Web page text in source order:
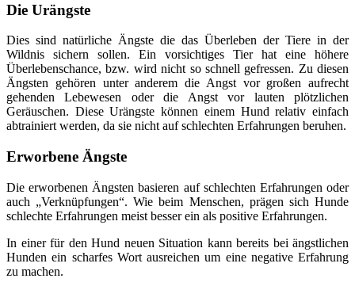
Die Urängste
Dies sind natürliche Ängste die das Überleben der Tiere in der
Wildnis sichern sollen. Ein vorsichtiges Tier hat eine höhere
Überlebenschance, bzw. wird nicht so schnell gefressen. Zu diesen
Ängsten gehören unter anderem die Angst vor großen aufrecht
gehenden Lebewesen oder die Angst vor lauten plötzlichen
Geräuschen. Diese Urängste können einem Hund relativ einfach
abtrainiert werden, da sie nicht auf schlechten Erfahrungen beruhen.
Erworbene Ängste
Die erworbenen Ängsten basieren auf schlechten Erfahrungen oder
auch „Verknüpfungen“. Wie beim Menschen, prägen sich Hunde
schlechte Erfahrungen meist besser ein als positive Erfahrungen.
In einer für den Hund neuen Situation kann bereits bei ängstlichen
Hunden ein scharfes Wort ausreichen um eine negative Erfahrung
zu machen.